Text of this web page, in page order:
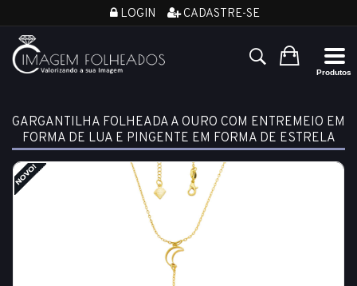
LOGIN CADASTRE-SE
GARGANTILHA FOLHEADA A OURO COM ENTREMEIO EM
FORMA DE LUA E PINGENTE EM FORMA DE ESTRELA